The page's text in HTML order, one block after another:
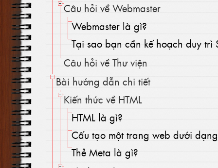
Câu hỏi về Webmaster
Webmaster là gì?
Tại sao bạn cần kế hoạch duy trì
Câu hỏi về Thư viện
Bài hướng dẫn chi tiết
Kiến thức về HTML
HTML là gì?
Cấu tạo một trang web dưới
Thẻ Meta là gì?